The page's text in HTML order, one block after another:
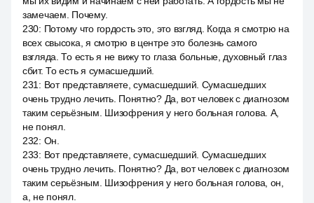
замечаем. Почему.
230: Потому что гордость это, это взгляд. Когда я смотрю на
всех свысока, я смотрю в центре это болезнь самого
взгляда. То есть я не вижу то глаза больные, духовный глаз
сбит. То есть я сумасшедший.
231 : Вот представляете, сумасшедший. Сумасшедших
очень трудно лечить. Понятно? Да, вот человек с диагнозом
таким серьёзным. Шизофрения у него больная голова. А,
не понял.
232: Он.
233: Вот представляете, сумасшедший. Сумасшедших
очень трудно лечить. Понятно? Да, вот человек с диагнозом
таким серьёзным. Шизофрения у него больная голова, он,
а, не понял.